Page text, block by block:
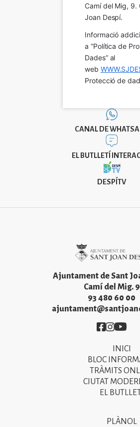
Camí del Mig,
Joan Despí.
Informació
a “Política de
Dades” al
web
Protecció de
CANAL DE
EL BUTLLETÍ
DESPÍTV
Ajuntament de Sant
Camí del Mig. 9
93 480 60 00
Imatge
Imatge
Imatge
INICI
BLOC
TRÀMITS
CIUTAT
EL
PLÀNOL